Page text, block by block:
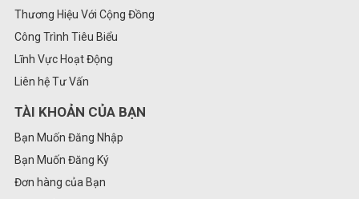
Thương Hiệu Với Cộng Đồng
Công Trình Tiêu Biểu
Lĩnh Vực Hoạt Động
Liên hệ Tư Vấn
TÀI KHOẢN CỦA BẠN
Bạn Muốn Đăng Nhập
Bạn Muốn Đăng Ký
Đơn hàng của Bạn